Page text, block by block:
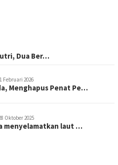
Dua Ber…
Februari 2026
Menghapus Penat Pe…
Oktober 2025
menyelamatkan laut …